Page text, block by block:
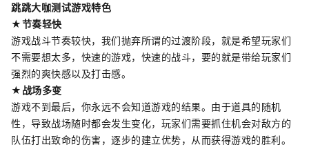
跳跳大咖测试游戏特色
★节奏轻快
游戏战斗节奏较快，我们抛弃所谓的过渡阶段，就是希望玩家们
不需要想太多，快速的游戏，快速的战斗，要的就是带给玩家们
强烈的爽快感以及打击感。
★战场多变
游戏不到最后，你永远不会知道游戏的结果。由于道具的随机
性，导致战场随时都会发生变化，玩家们需要抓住机会对敌方的
队伍打出致命的伤害，逐步的建立优势，从而获得游戏的胜利。